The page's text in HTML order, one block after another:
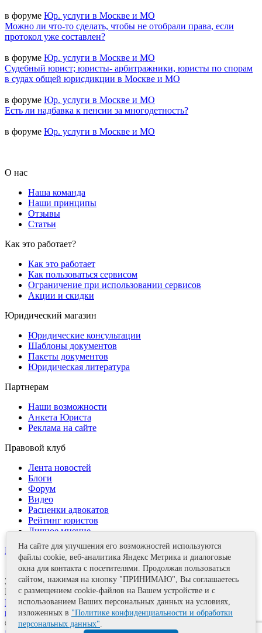
в форуме Юр. услуги в Москве и МО
Можно ли что-то сделать, чтобы не отобрали права, если
протокол уже составлен?
в форуме Юр. услуги в Москве и МО
Судебный юрист; юристы- арбитражники, юристы по спорам
в судах общей юрисдикции в Москве и МО
в форуме Юр. услуги в Москве и МО
Есть ли надбавка к пенсии за многодетность?
в форуме Юр. услуги в Москве и МО
О нас
Наша команда
Наши принципы
Отзывы
Статьи
Как это работает?
Как это работает
Как пользоваться сервисом
Ограничение при использовании сервисов
Акции и скидки
Юридический магазин
Юридические консультации
Шаблоны документов
Пакеты документов
Юридическая литература
Партнерам
Наши возможности
Анкета Юриста
Реклама на сайте
Правовой клуб
Лента новостей
Блоги
Форум
Видео
Расценки адвокатов
Рейтинг юристов
Личное мнение
Контакты
Задать вопрос
Поделиться
Политика информационной безопасности Правила
использования материалов
© 2011—2026 А.Е. Мишушин
На сайте для улучшения его возможностей используются
файлы cookie, веб-аналитика Яндекс Метрика и диалоговые
окна для контакта с посетителями. Продолжая пользоваться
сайтом, нажимая на кнопку "ПРИНИМАЮ", Вы соглашаетесь
с размещением cookie-файлов на Вашем устройстве и с
использованием Ваших персональных данных на условиях,
изложенных в "Политике конфиденциальности и обработки
персональных данных".